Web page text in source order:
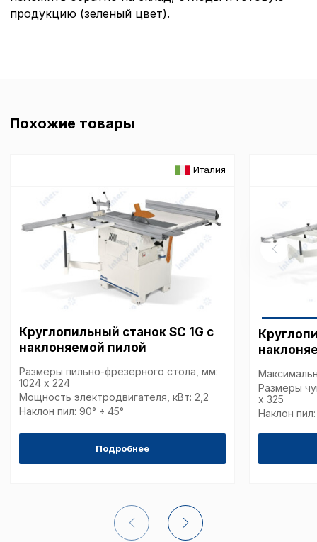
продукцию (зеленый цвет).
Похожие товары
Италия
Круглопильный станок SC 1G с
наклоняемой пилой
Размеры пильно-фрезерного стола, мм:
1024 x 224
Мощность электродвигателя, кВт: 2,2
Наклон пил: 90° ÷ 45°
Подробнее
Размеры
x 325
Наклон